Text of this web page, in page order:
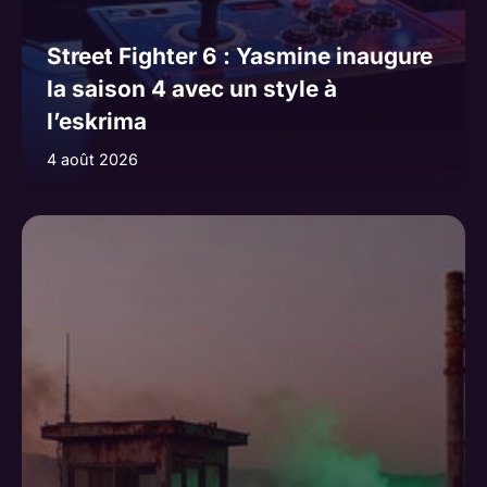
Street Fighter 6 : Yasmine inaugure
la saison 4 avec un style à
l’eskrima
4 août 2026